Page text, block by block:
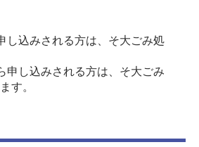
し込みされる方は、そ大ごみ処
申し込みされる方は、そ大ごみ
す。